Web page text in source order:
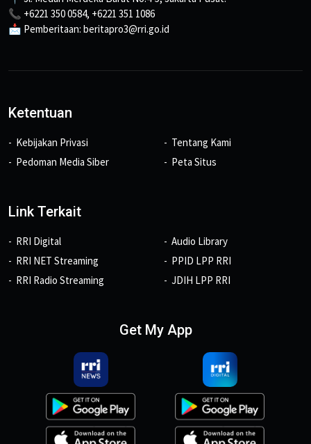
📞 +6221 350 0584, +6221 351 1086
📩 Pemberitaan: beritapro3@rri.go.id
Ketentuan
Kebijakan Privasi
Pedoman Media Siber
Tentang Kami
Peta Situs
Link Terkait
RRI Digital
RRI NET Streaming
RRI Radio Streaming
Audio Library
PPID LPP RRI
JDIH LPP RRI
Get My App